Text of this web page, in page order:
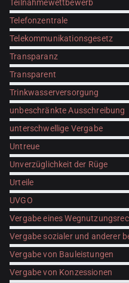
Teilnahmewettbewerb
Telefonzentrale
Telekommunikationsgesetz
Transparanz
Transparent
Trinkwasserversorgung
unbeschränkte Ausschreibung
unterschwellige Vergabe
Untreue
Unverzüglichkeit der Rüge
Urteile
UVGO
Vergabe eines
Vergabe sozialer und anderer
Vergabe von Bauleistungen
Vergabe von Konzessionen